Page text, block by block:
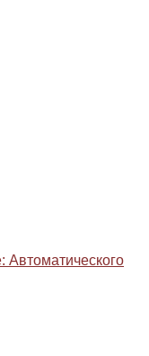
Автоматического